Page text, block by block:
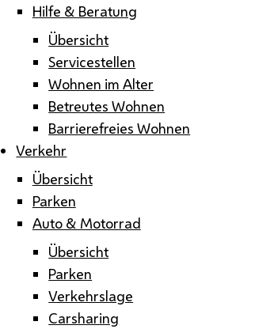
Hilfe & Beratung
Übersicht
Servicestellen
Wohnen im Alter
Betreutes Wohnen
Barrierefreies Wohnen
Verkehr
Übersicht
Parken
Auto & Motorrad
Übersicht
Parken
Verkehrslage
Carsharing